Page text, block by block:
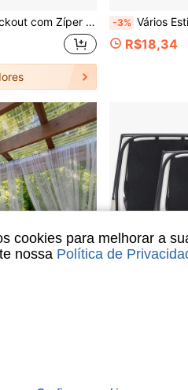
Remover, Adequadas para Janelas e Portas de Apartamentos em Mudança -3% Vários Estilos de Cortinas Blackout: Cortinas Blackout para Claraboia, Persianas Resistentes a
R$18,34
cookies para melhorar a
nossa Política de